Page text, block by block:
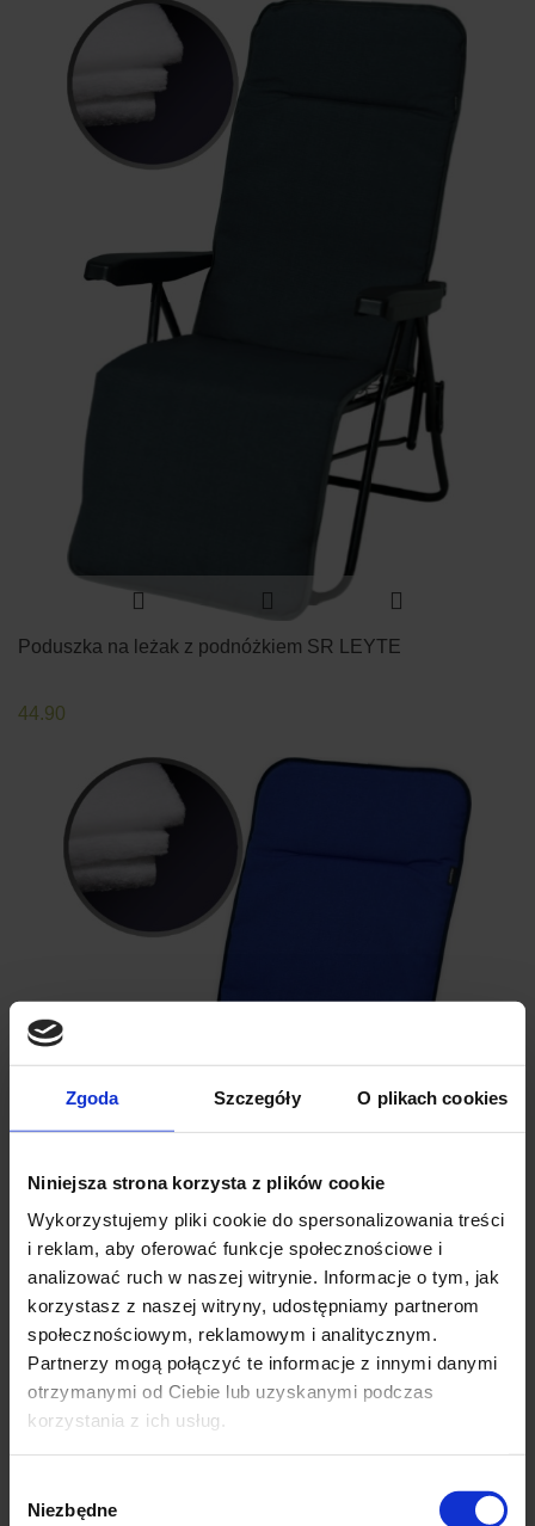
Zgoda Szczegóły O plikach cookies
Niniejsza strona korzysta z plików cookie
Wykorzystujemy pliki cookie do spersonalizowania treści
i reklam, aby oferować funkcje społecznościowe i
analizować ruch w naszej witrynie. Informacje o tym, jak
korzystasz z naszej witryny, udostępniamy partnerom
społecznościowym, reklamowym i analitycznym.
Partnerzy mogą połączyć te informacje z innymi danymi
otrzymanymi od Ciebie lub uzyskanymi podczas
korzystania z ich usług.
zgody
Niezbędne
Poduszka na leżak z podnóżkiem SR LEYTE
44.90
Poduszka na leżak z podnóżkiem SR LEYTE